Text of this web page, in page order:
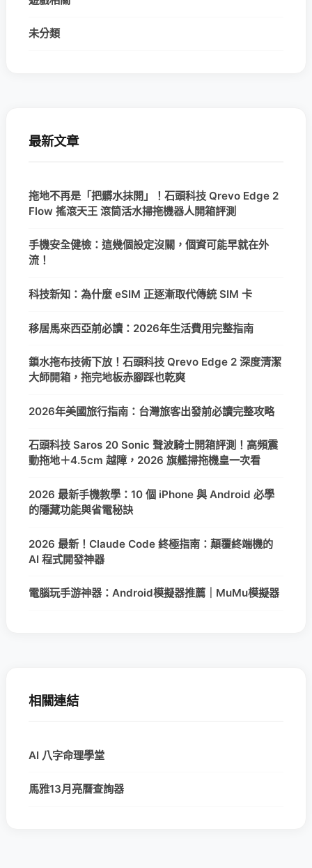
未分類
最新文章
拖地不再是「把髒水抹開」！石頭科技 Qrevo Edge 2
Flow 搖滾天王 滾筒活水掃拖機器人開箱評測
手機安全健檢：這幾個設定沒關，個資可能早就在外
流！
科技新知：為什麼 eSIM 正逐漸取代傳統 SIM 卡
移居馬來西亞前必讀：2026年生活費用完整指南
鎖水拖布技術下放！石頭科技 Qrevo Edge 2 深度清潔
大師開箱，拖完地板赤腳踩也乾爽
2026年美國旅行指南：台灣旅客出發前必讀完整攻略
石頭科技 Saros 20 Sonic 聲波騎士開箱評測！高頻震
動拖地＋4.5cm 越障，2026 旗艦掃拖機皇一次看
2026 最新手機教學：10 個 iPhone 與 Android 必學
的隱藏功能與省電秘訣
2026 最新！Claude Code 終極指南：顛覆終端機的
AI 程式開發神器
電腦玩手游神器：Android模擬器推薦｜MuMu模擬器
相關連結
AI 八字命理學堂
馬雅13月亮曆查詢器